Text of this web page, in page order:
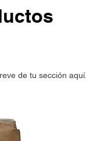
de tu sección aquí.